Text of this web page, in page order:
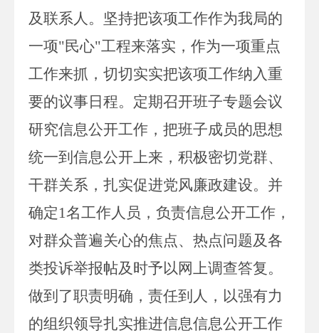
及联系人。坚持把该项工作作为我局的
一项"民心"工程来落实，作为一项重点
工作来抓，切切实实把该项工作纳入重
要的议事日程。定期召开班子专题会议
研究信息公开工作，把班子成员的思想
统一到信息公开上来，积极密切党群、
干群关系，扎实促进党风廉政建设。并
确定1名工作人员，负责信息公开工作，
对群众普遍关心的焦点、热点问题及各
类投诉举报帖及时予以网上调查答复。
做到了职责明确，责任到人，以强有力
的组织领导扎实推进信息信息公开工作